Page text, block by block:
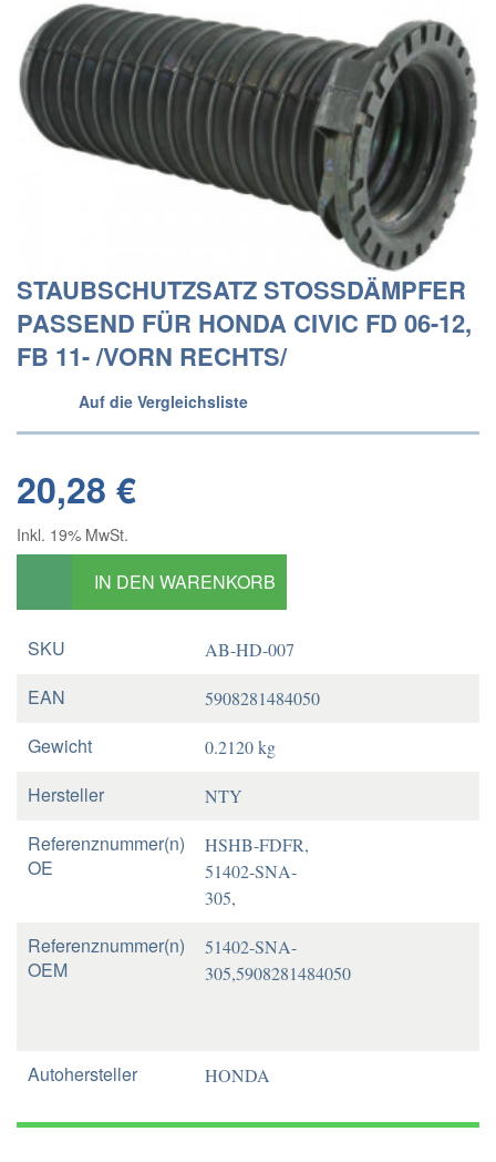
STAUBSCHUTZSATZ STOSSDÄMPFER P
ASSEND FÜR HONDA CIVIC FD 06-12, F
B 11- /VORN RECHTS/
Auf die Vergleichsliste
20,28 €
Inkl. 19% MwSt.
IN DEN WARENKORB
SKU AB-HD-007
EAN 5908281484050
Gewicht 0.2120 kg
Hersteller NTY
Referenznummer(n)
OE
HSHB-FDFR,
51402-SNA-
305,
Referenznummer(n)
OEM
51402-SNA-
305,5908281484050
Autohersteller HONDA